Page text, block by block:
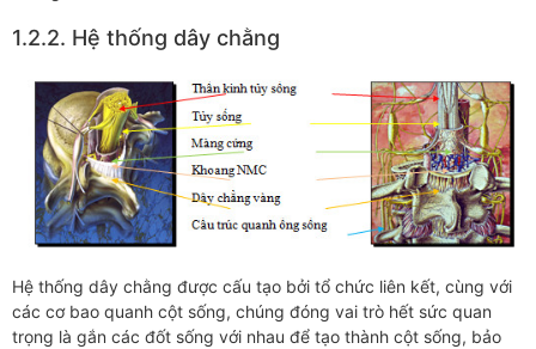
1.2.2. Hệ thống dây chằng
Hệ thống dây chằng được cấu tạo bởi tổ chức liên kết, cùng với
các cơ bao quanh cột sống, chúng đóng vai trò hết sức quan
trọng là gắn các đốt sống với nhau để tạo thành cột sống, bảo